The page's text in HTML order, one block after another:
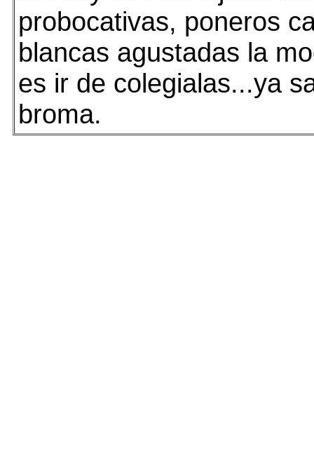
probocativas, poneros
blancas agustadas la
es ir de colegialas...ya
broma.